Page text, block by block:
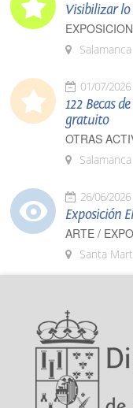
Visibilizar lo
Salamanca
01/07/2026
122 Becas
gratuito
OTRAS
Salamanca
26/06/2026
Exposición
ARTE /
Santa